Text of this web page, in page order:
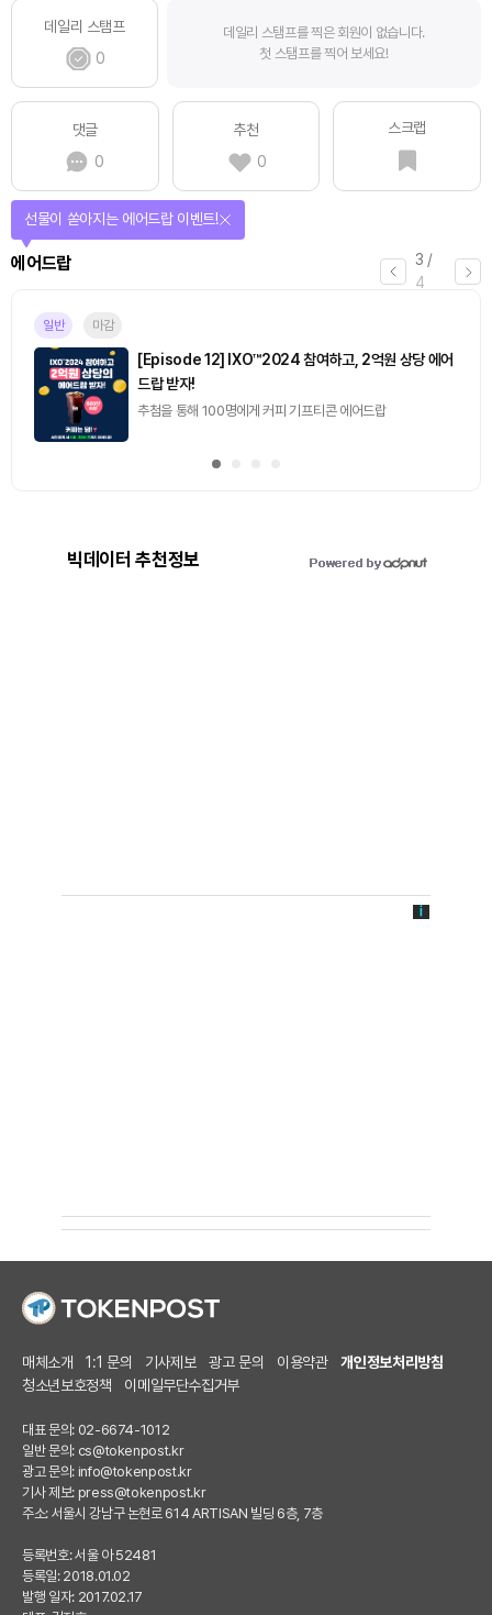
데일리 스탬프
0
데일리 스탬프를 찍은 회원이 없습니다.
첫 스탬프를 찍어 보세요!
댓글
0
추천
0
스크랩
3 /
4
에어드랍
선물이 쏟아지는 에어드랍 이벤트!
일반 마감
[Episode 12] IXO™2024 참여하고, 2억원 상당 에어
드랍 받자!
추첨을 통해 100명에게 커피 기프티콘 에어드랍
빅데이터 추천정보
매체소개 1:1 문의 기사제보 광고 문의 이용약관
개인정보처리방침
청소년보호정책
이메일무단수집거부
대표 문의: 02-6674-1012
일반 문의: cs@tokenpost.kr
광고 문의: info@tokenpost.kr
기사 제보: press@tokenpost.kr
주소: 서울시 강남구 논현로 614 ARTISAN 빌딩 6층, 7층
등록번호: 서울 아 52481
등록일: 2018.01.02
발행 일자: 2017.02.17